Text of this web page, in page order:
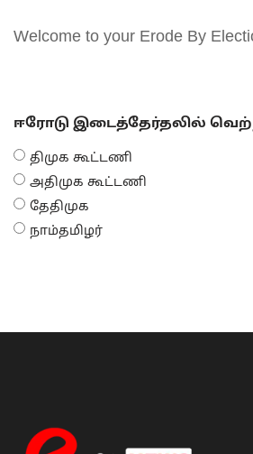
Welcome to your Erode By
ஈரோடு இடைத்தேர்தலில்
திமுக கூட்டணி
அதிமுக கூட்டணி
தேதிமுக
நாம்தமிழர்